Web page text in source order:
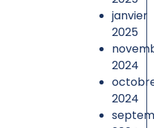
janvier
2025
2024
2024